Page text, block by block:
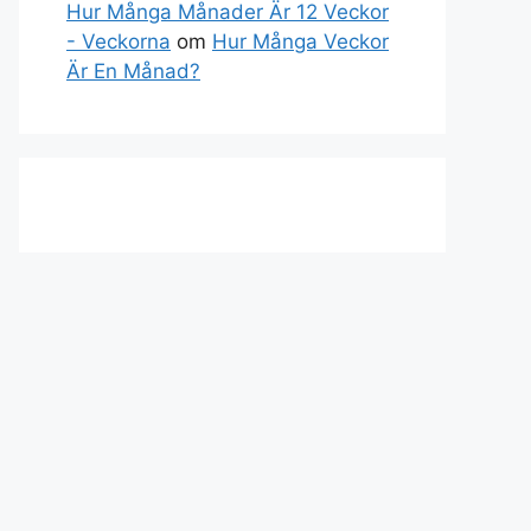
Hur Många Månader Är 12 Veckor
- Veckorna om Hur Många Veckor
Är En Månad?